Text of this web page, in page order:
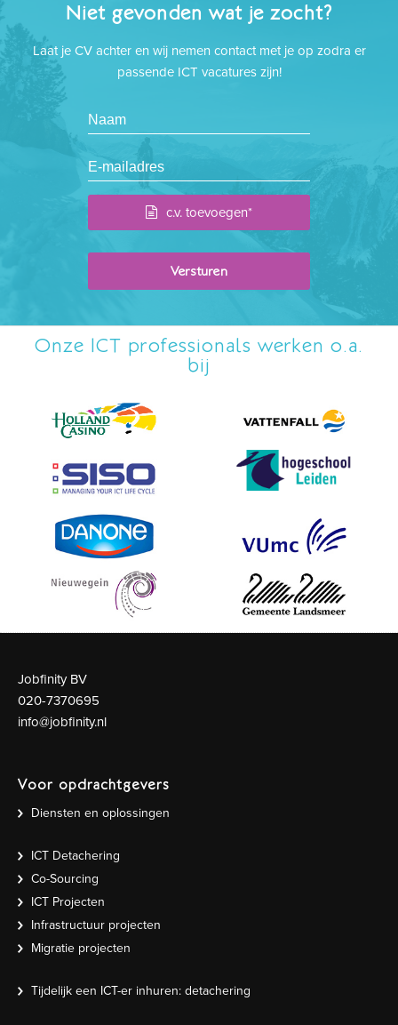
Niet gevonden wat je zocht?
Laat je CV achter en wij nemen contact met je op zodra er
passende ICT vacatures zijn!
c.v. toevoegen*
Onze ICT professionals werken o.a.
bij
Jobfinity BV
020-7370695
info@jobfinity.nl
Voor opdrachtgevers
Diensten en oplossingen
ICT Detachering
Co-Sourcing
ICT Projecten
Infrastructuur projecten
Migratie projecten
Tijdelijk een ICT-er inhuren: detachering